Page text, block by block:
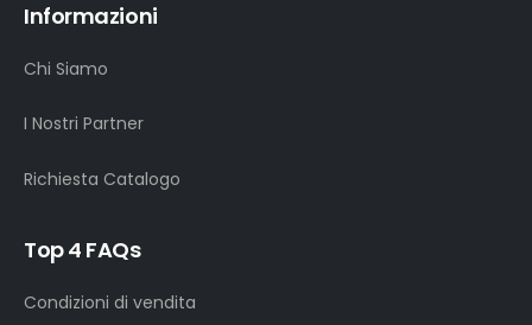
Informazioni
Chi Siamo
I Nostri Partner
Richiesta Catalogo
Top 4 FAQs
Condizioni di vendita